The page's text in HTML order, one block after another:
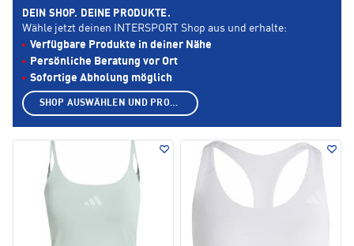
DEIN SHOP. DEINE PRODUKTE.
Wähle jetzt deinen INTERSPORT Shop aus und erhalte:
Verfügbare Produkte in deiner Nähe
Persönliche Beratung vor Ort
Sofortige Abholung möglich
SHOP AUSWÄHLEN UND PRODUKTE ANZEIGEN